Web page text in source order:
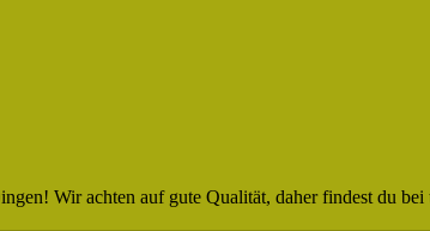
Wir achten auf gute Qualität, daher findest du